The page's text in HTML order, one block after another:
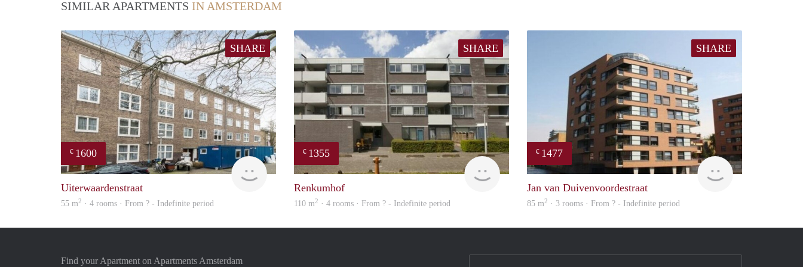
SIMILAR APARTMENTS IN AMSTERDAM
SHARE
€ 1600
finder
Uiterwaardenstraat
55 m2 · 4 rooms · From ? - Indefinite period
SHARE
€ 1355
finder
Renkumhof
110 m2 · 4 rooms · From ? - Indefinite period
SHARE
€ 1477
finder
Jan van Duivenvoordestraat
85 m2 · 3 rooms · From ? - Indefinite period
Find your Apartment on Apartments Amsterdam